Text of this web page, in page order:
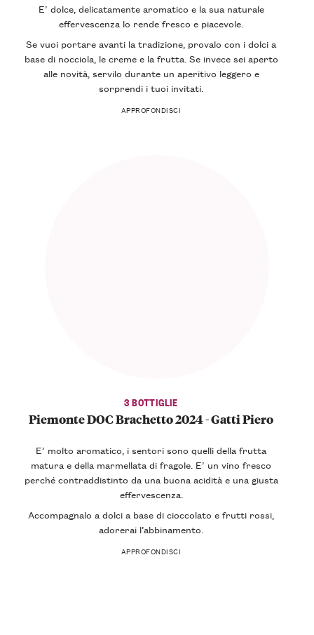
E’ dolce, delicatamente aromatico e la sua naturale
effervescenza lo rende fresco e piacevole.
Se vuoi portare avanti la tradizione, provalo con i dolci a
base di nocciola, le creme e la frutta. Se invece sei aperto
alle novità, servilo durante un aperitivo leggero e
sorprendi i tuoi invitati.
APPROFONDISCI
3 BOTTIGLIE
Piemonte DOC Brachetto 2024 - Gatti Piero
E’ molto aromatico, i sentori sono quelli della frutta
matura e della marmellata di fragole. E’ un vino fresco
perché contraddistinto da una buona acidità e una giusta
effervescenza.
Accompagnalo a dolci a base di cioccolato e frutti rossi,
adorerai l’abbinamento.
APPROFONDISCI